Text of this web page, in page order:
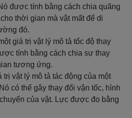
được tính bằng cách chia quãng
thời gian mà vật mất để di
đó.
giá trị vật lý mô tả tốc độ thay
tính bằng cách chia sự thay
tương ứng.
vật lý mô tả tác động của một
có thể gây thay đổi vận tốc, hình
của vật. Lực được đo bằng